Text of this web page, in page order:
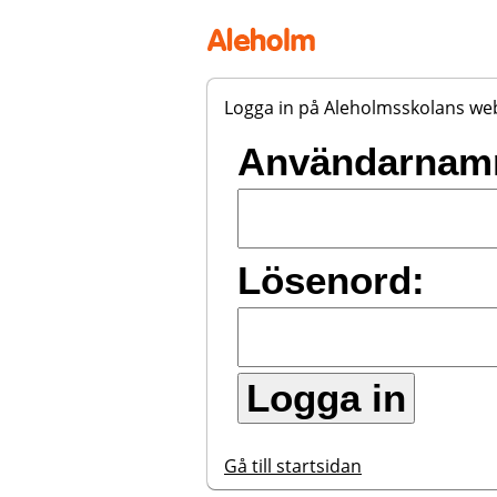
Logga in på Aleholmsskolans
Lösenord:
Gå till startsidan